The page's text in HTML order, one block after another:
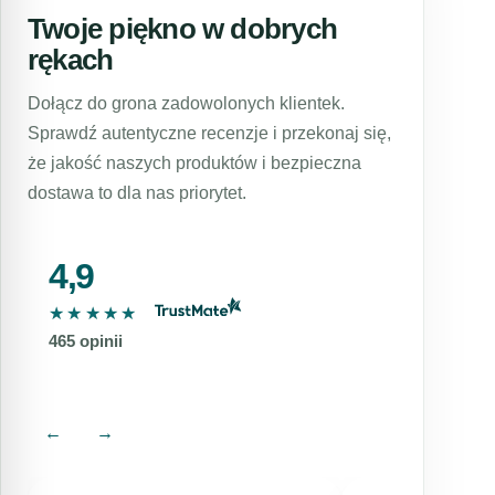
zabieg rozświetlająco-odświeżający dla skóry
wrażliwej, zabieg dla skóry problematycznej i
z niedoskonałościami i wiele innych.
Dottore wykorzystuje innowacyjne technologie
i składniki najwyższej jakości, aby zapewnić
najlepsze rezultaty i sprawić, że każdy
poczuje się lepiej we własnej skórze.
bezpieczny i przyjemny. Nasze zabiegi są
wykonywane przez wykwalifikowane osoby,
etapie zabiegu.
Twoje piękno w dobrych
rękach
Dołącz do grona zadowolonych klientek.
Sprawdź autentyczne recenzje i przekonaj się,
że jakość naszych produktów i bezpieczna
dostawa to dla nas priorytet.
4,9
★★★★★
★★★★★
465 opinii
← →